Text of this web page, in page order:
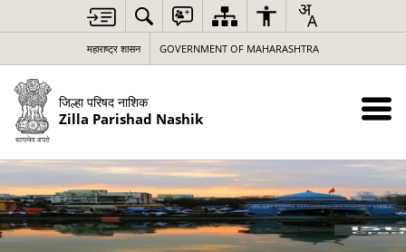
महाराष्ट्र शासन GOVERNMENT OF MAHARASHTRA
जिल्हा परिषद नाशिक
Zilla Parishad Nashik